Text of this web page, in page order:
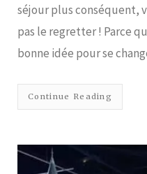
séjour plus conséquent,
pas le regretter ! Parce
bonne idée pour se
Continue Reading